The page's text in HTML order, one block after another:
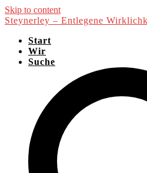
Skip to content
Steynerley – Entlegene
Start
Wir
Suche